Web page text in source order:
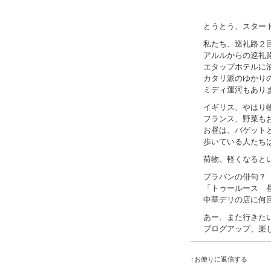
とうとう、スター
私たち、巡礼路２
アルルからの巡礼
エタップホテルに
カタリ派のゆかり
ミディ運河もあり
イギリス、やはり
フランス、野菜も
お昼は、バゲット
歩いている人たち
荷物、軽くなると
プラバンの俳句？
「トゥールース
中華デリの店に何
あー、また行きた
ブログアップ、楽
↑お便りに返信する